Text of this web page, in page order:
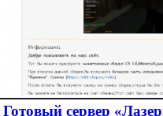
Готовый сервер